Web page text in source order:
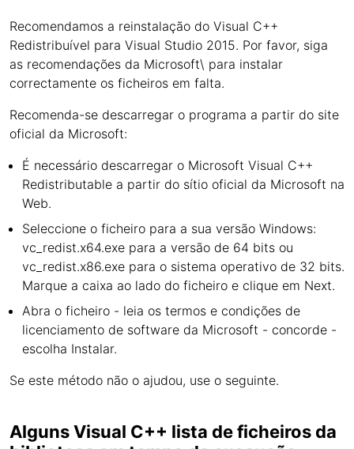
Recomendamos a reinstalação do Visual C++
Redistribuível para Visual Studio 2015. Por favor, siga
as recomendações da Microsoft\ para instalar
correctamente os ficheiros em falta.
Recomenda-se descarregar o programa a partir do site
oficial da Microsoft:
É necessário descarregar o Microsoft Visual C++
Redistributable a partir do sítio oficial da Microsoft na
Web.
Seleccione o ficheiro para a sua versão Windows:
vc_redist.x64.exe para a versão de 64 bits ou
vc_redist.x86.exe para o sistema operativo de 32 bits.
Marque a caixa ao lado do ficheiro e clique em Next.
Abra o ficheiro - leia os termos e condições de
licenciamento de software da Microsoft - concorde -
escolha Instalar.
Se este método não o ajudou, use o seguinte.
Alguns Visual C++ lista de ficheiros da